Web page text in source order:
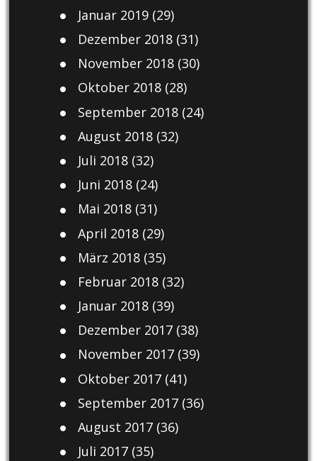
Januar 2019(29)
Dezember 2018(31)
November 2018(30)
Oktober 2018(28)
September 2018(24)
August 2018(32)
Juli 2018(32)
Juni 2018(24)
Mai 2018(31)
April 2018(29)
März 2018(35)
Februar 2018(32)
Januar 2018(39)
Dezember 2017(38)
November 2017(39)
Oktober 2017(41)
September 2017(36)
August 2017(36)
Juli 2017(35)